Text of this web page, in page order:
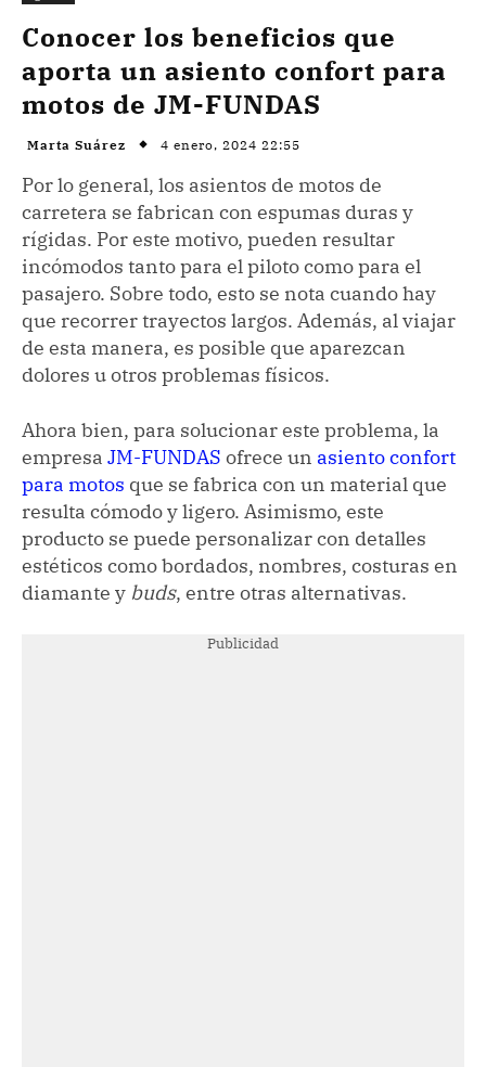
Conocer los beneficios que
aporta un asiento confort para
motos de JM-FUNDAS
Marta Suárez 4 enero, 2024 22:55
Por lo general, los asientos de motos de
carretera se fabrican con espumas duras y
rígidas. Por este motivo, pueden resultar
incómodos tanto para el piloto como para el
pasajero. Sobre todo, esto se nota cuando hay
que recorrer trayectos largos. Además, al viajar
de esta manera, es posible que aparezcan
dolores u otros problemas físicos.
Ahora bien, para solucionar este problema, la
empresa JM-FUNDAS ofrece un asiento confort
para motos que se fabrica con un material que
resulta cómodo y ligero. Asimismo, este
producto se puede personalizar con detalles
estéticos como bordados, nombres, costuras en
diamante y buds, entre otras alternativas.
Publicidad